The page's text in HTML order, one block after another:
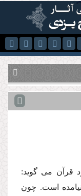
قرآن مى گوید:
است. چون